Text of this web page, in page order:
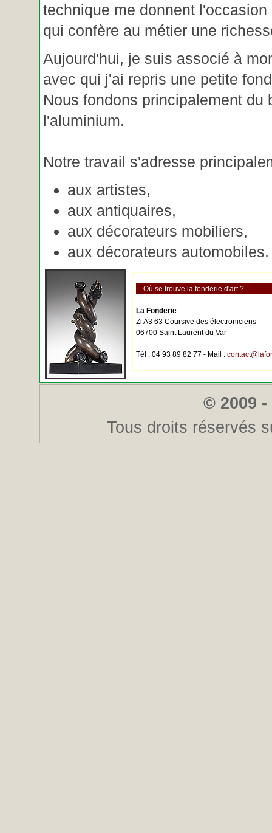
technique me donnent
qui confère au métier une
Aujourd'hui, je suis associé à
avec qui j'ai repris une petite
Nous fondons principalement
l'aluminium.
Notre travail s'adresse
aux artistes,
aux antiquaires,
aux décorateurs mobiliers,
aux décorateurs automobiles.
Où se trouve la fonderie d'art ?
La Fonderie
Zi A3 63 Coursive des électroniciens
06700 Saint Laurent du Var
Tél : 04 93 89 82 77 - Mail :
© 2009
Tous droits réservés